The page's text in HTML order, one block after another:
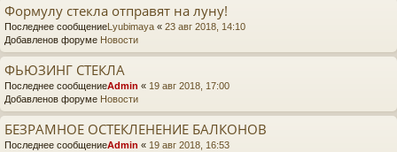
Формулу стекла отправят на луну!
Последнее сообщение Lyubimaya « 23 авг 2018, 14:10
Добавленов форуме Новости
ФЬЮЗИНГ СТЕКЛА
Последнее сообщениеAdmin « 19 авг 2018, 17:00
Добавленов форуме Новости
БЕЗРАМНОЕ ОСТЕКЛЕНЕНИЕ БАЛКОНОВ
Последнее сообщениеAdmin « 19 авг 2018, 16:53